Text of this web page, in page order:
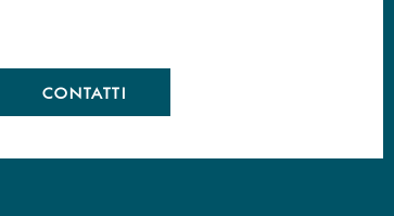
CONTATTI